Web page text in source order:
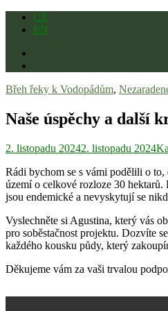
Skip
CZ
EN
Břeh řeky k Vodopádům,
Naše úspěchy a další
2. listopadu 20242. listopadu 2024
Rádi bychom se s vámi podělili o to,
území o celkové rozloze 30
jsou endemické a nevyskytují se
Vyslechněte si Agustina, který vás
pro soběstačnost projektu. Dozvíte
každého kousku půdy, který
Děkujeme vám za vaši trvalou